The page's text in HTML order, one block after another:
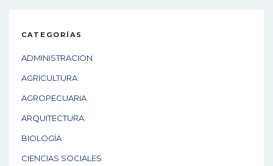
CATEGORÍAS
ADMINISTRACION
AGRICULTURA
AGROPECUARIA
ARQUITECTURA
BIOLOGÍA
CIENCIAS SOCIALES